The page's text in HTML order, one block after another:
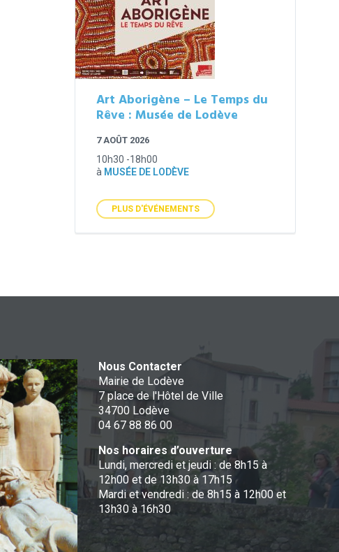
Art Aborigène – Le Temps du
Rêve : Musée de Lodève
7 AOÛT 2026
10h30 -18h00
à MUSÉE DE LODÈVE
PLUS D'ÉVÉNEMENTS
Nous Contacter
Mairie de Lodève
7 place de l'Hôtel de Ville
34700 Lodève
04 67 88 86 00
Nos horaires d’ouverture
Lundi, mercredi et jeudi : de 8h15 à
12h00 et de 13h30 à 17h15
Mardi et vendredi : de 8h15 à 12h00 et
13h30 à 16h30